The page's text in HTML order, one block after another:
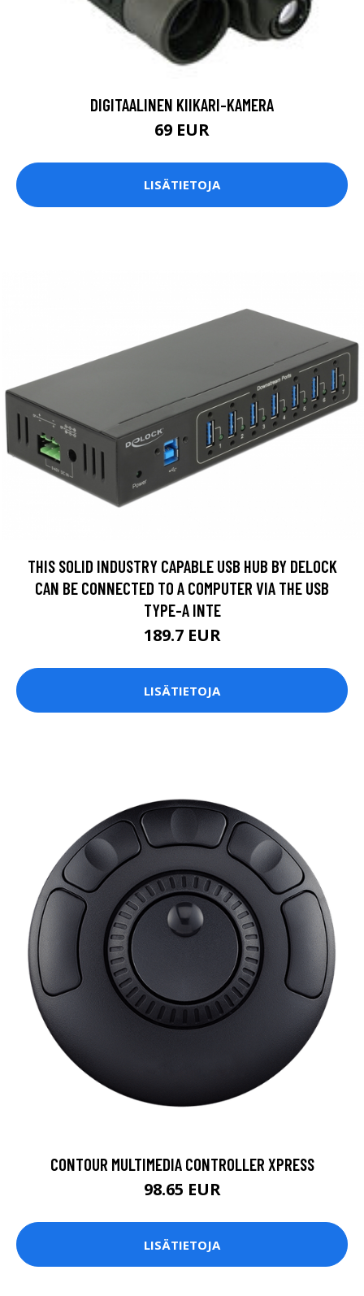
DIGITAALINEN KIIKARI-KAMERA
69 EUR
LISÄTIETOJA
THIS SOLID INDUSTRY CAPABLE USB HUB BY DELOCK
CAN BE CONNECTED TO A COMPUTER VIA THE USB
TYPE-A INTE
189.7 EUR
LISÄTIETOJA
CONTOUR MULTIMEDIA CONTROLLER XPRESS
98.65 EUR
LISÄTIETOJA